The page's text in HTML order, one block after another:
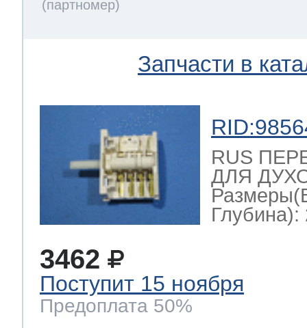
Запчасти в
RUS
ДЛЯ
Глубина):
3462
Поступит 15 ноября
Предоплата 50%